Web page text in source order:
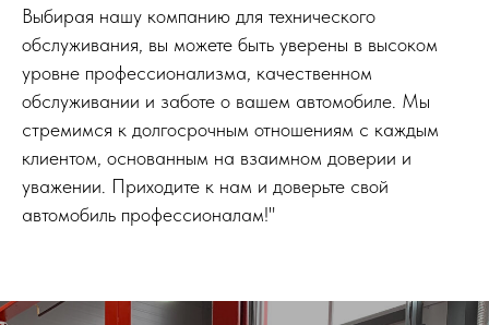
Выбирая нашу компанию для технического
обслуживания, вы можете быть уверены в высоком
уровне профессионализма, качественном
обслуживании и заботе о вашем автомобиле. Мы
стремимся к долгосрочным отношениям с каждым
клиентом, основанным на взаимном доверии и
уважении. Приходите к нам и доверьте свой
автомобиль профессионалам!"